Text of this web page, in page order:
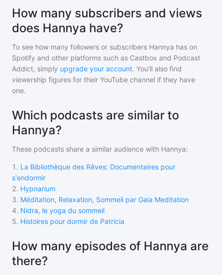
How many subscribers and views
does Hannya have?
To see how many followers or subscribers Hannya has on
Spotify and other platforms such as Castbox and Podcast
Addict, simply upgrade your account. You'll also find
viewership figures for their YouTube channel if they have
one.
Which podcasts are similar to
Hannya?
These podcasts share a similar audience with Hannya:
1 . La Bibliothèque des Rêves: Documentaires pour
s'endormir
2. Hypnarium
3. Méditation, Relaxation, Sommeil par Gaia Meditation
4. Nidra, le yoga du sommeil
5. Histoires pour dormir de Patricia
How many episodes of Hannya are
there?